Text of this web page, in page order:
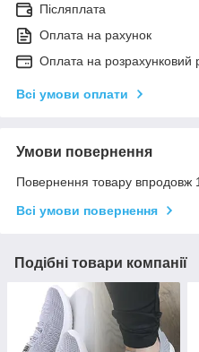
Післяплата
Оплата на рахунок
Оплата на
Всі умови оплати
Умови повернення
Повернення товару впродовж
Всі умови повернення
Подібні товари компанії